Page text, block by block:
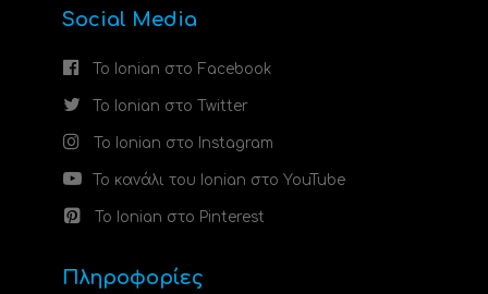
Social Media
Το Ionian στο Facebook
Το Ionian στο Twitter
Το Ionian στο Instagram
Το κανάλι του Ionian στο YouTube
Το Ionian στο Pinterest
Πληροφορίες